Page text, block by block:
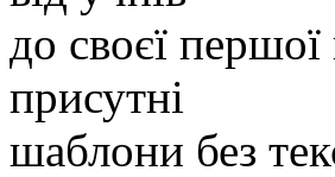
до своєї
присутні
шаблони без